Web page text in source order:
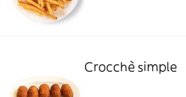
Crocchè simple